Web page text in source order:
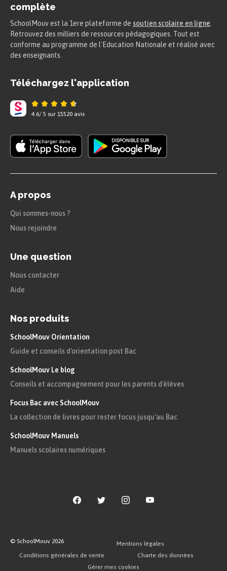
complète
SchoolMouv est la 1ere plateforme de soutien scolaire en ligne
Retrouvez des milliers de ressources pédagogiques. Tout est
conforme au programme de l'Education Nationale et réalisé avec
des enseignants.
Téléchargez l'application
4.6/ 5 sur 15520 avis
A propos
Qui sommes-nous ?
Nous rejoindre
Une question
Nous contacter
Aide
Nos produits
SchoolMouv Orientation
Guide et conseils d'orientation post Bac
SchoolMouv Le blog
Conseils et accompagnement pour les parents d'élèves
Focus Bac avec SchoolMouv
La collection de livres pour rester focus jusqu'au Bac
SchoolMouv Manuels
Manuels scolaires numériques
© SchoolMouv 2026
Mentions légales
Conditions générales de vente
Charte des données
Gérer mes cookies